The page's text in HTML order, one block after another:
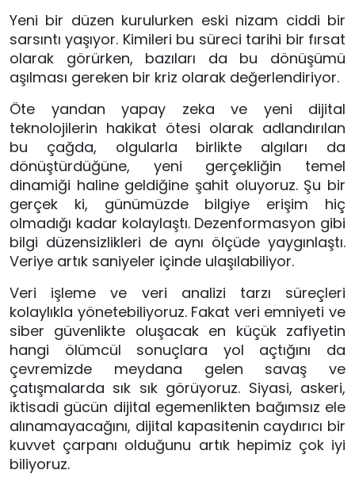
Yeni bir düzen kurulurken eski nizam ciddi bir
sarsıntı yaşıyor. Kimileri bu süreci tarihi bir fırsat
olarak görürken, bazıları da bu dönüşümü
aşılması gereken bir kriz olarak değerlendiriyor.
Öte yandan yapay zeka ve yeni dijital
teknolojilerin hakikat ötesi olarak adlandırılan
bu çağda, olgularla birlikte algıları da
dönüştürdüğüne, yeni gerçekliğin temel
dinamiği haline geldiğine şahit oluyoruz. Şu bir
gerçek ki, günümüzde bilgiye erişim hiç
olmadığı kadar kolaylaştı. Dezenformasyon gibi
bilgi düzensizlikleri de aynı ölçüde yaygınlaştı.
Veriye artık saniyeler içinde ulaşılabiliyor.
Veri işleme ve veri analizi tarzı süreçleri
kolaylıkla yönetebiliyoruz. Fakat veri emniyeti ve
siber güvenlikte oluşacak en küçük zafiyetin
hangi ölümcül sonuçlara yol açtığını da
çevremizde meydana gelen savaş ve
çatışmalarda sık sık görüyoruz. Siyasi, askeri,
iktisadi gücün dijital egemenlikten bağımsız ele
alınamayacağını, dijital kapasitenin caydırıcı bir
kuvvet çarpanı olduğunu artık hepimiz çok iyi
biliyoruz.